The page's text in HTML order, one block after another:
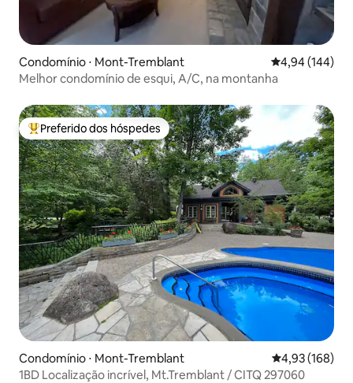
Condomínio ⋅ Mont-Tremblant 4,94 de uma
4,94 (144)
Melhor condomínio de esqui, A/C, na montanha
Entre os melhores preferidos dos hóspedes
Preferido dos hóspedes
Condomínio ⋅ Mont-Tremblant 4,93 de uma
4,93 (168)
1BD Localização incrível, Mt.Tremblant / CITQ 297060